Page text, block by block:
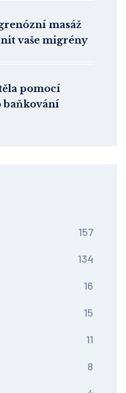
masáž
vaše migrény
pomocí
baňkování
157
134
16
15
11
8